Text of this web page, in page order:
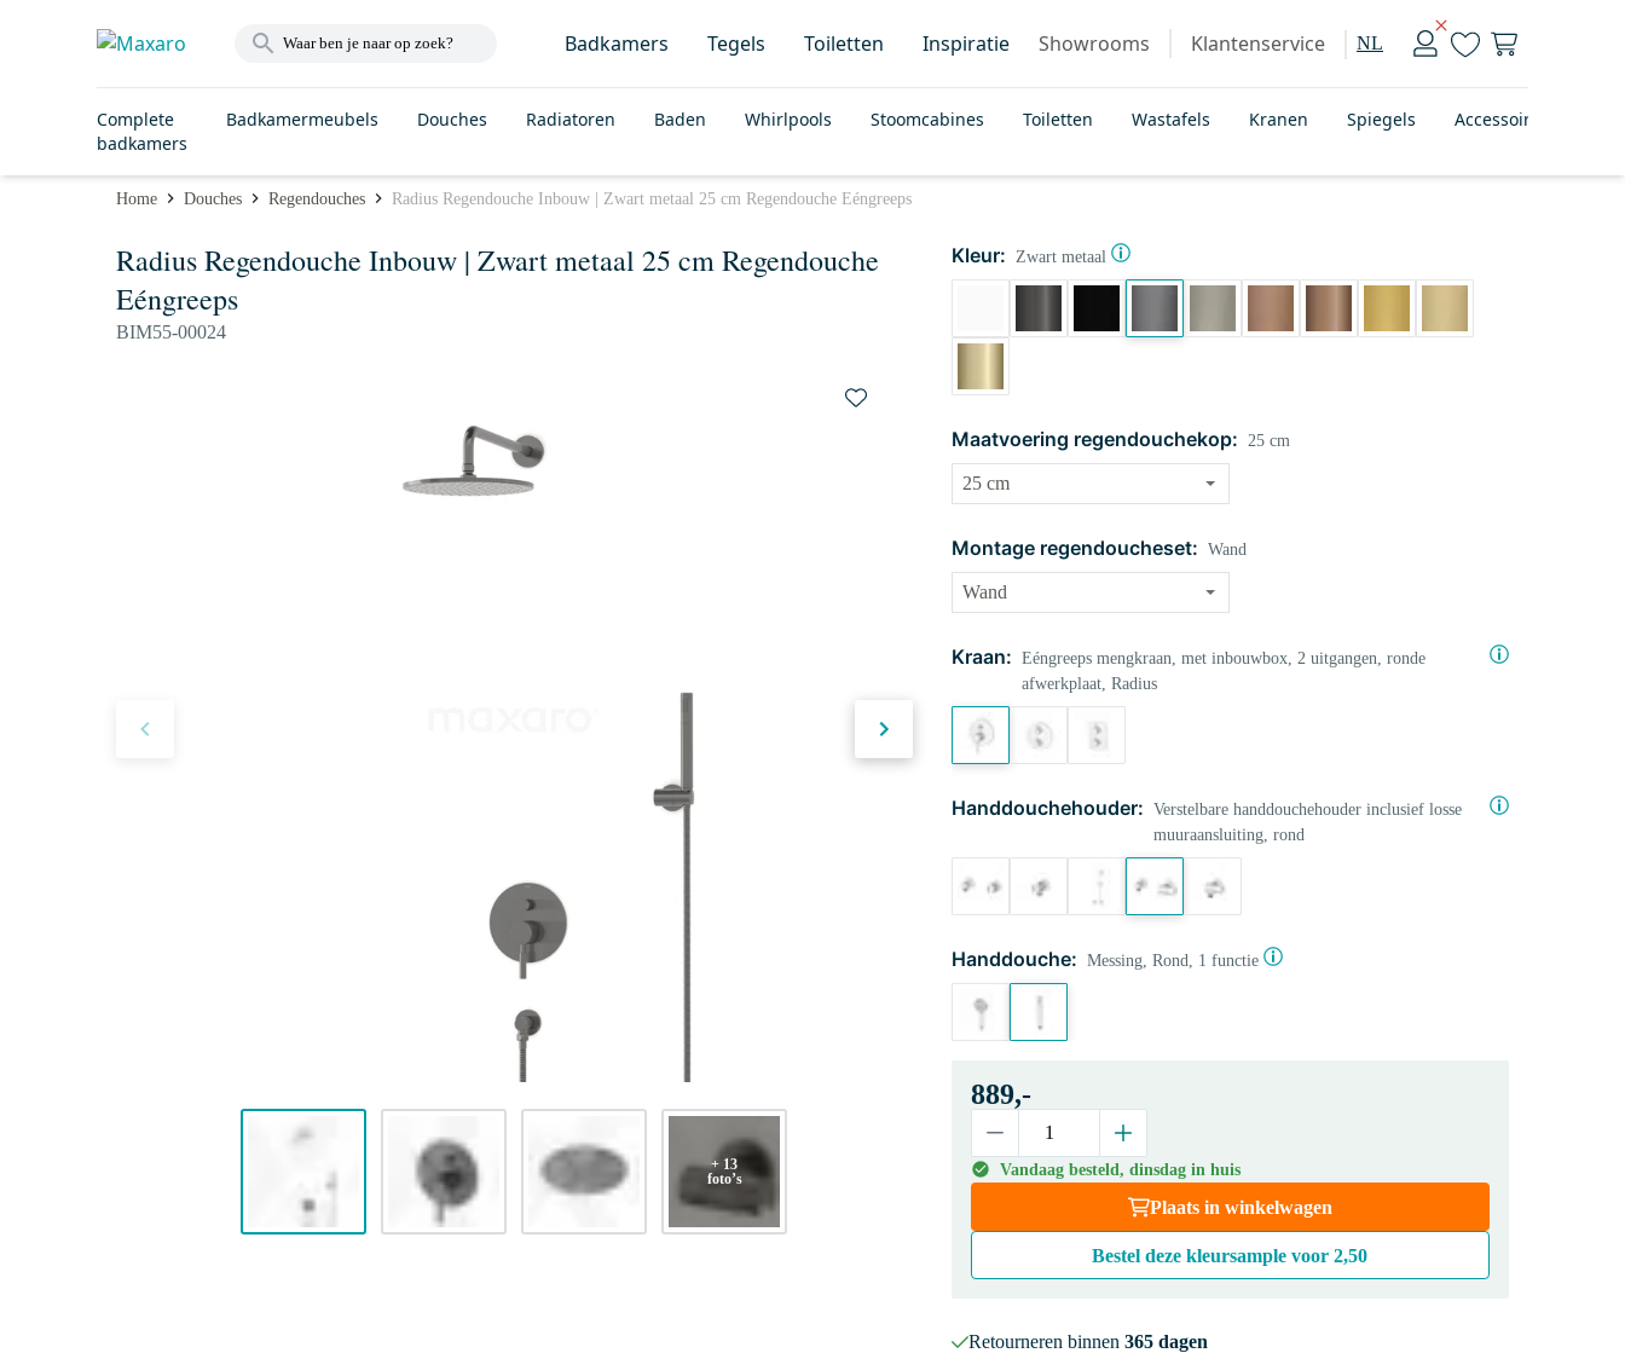
Badkamers Tegels Toiletten Inspiratie Showrooms Klantenservice NL
Complete
badkamers
Badkamermeubels Douches Radiatoren Baden Whirlpools Stoomcabines Toiletten Wastafels Kranen Spiegels Accessoires
Home Douches Regendouches Radius Regendouche Inbouw | Zwart metaal 25 cm Regendouche Eéngreeps
Radius Regendouche Inbouw | Zwart metaal 25 cm Regendouche
Eéngreeps
BIM55-00024
+ 13
foto’s
Kleur: Zwart metaal
Maatvoering regendouchekop: 25 cm
Montage regendoucheset: Wand
Kraan: Eéngreeps mengkraan, met inbouwbox, 2 uitgangen, ronde
afwerkplaat, Radius
Handdouchehouder: Verstelbare handdouchehouder inclusief losse
muuraansluiting, rond
Handdouche: Messing, Rond, 1 functie
889,-
Vandaag besteld, dinsdag in huis
Plaats in winkelwagen
Bestel deze kleursample voor2,50
Retourneren binnen 365 dagen